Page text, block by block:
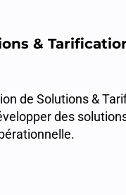
&
de Solutions &
des